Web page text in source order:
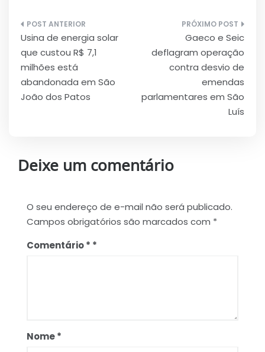
Navegação
de
Post
Usina de energia solar
que custou R$ 7,1
milhões está
abandonada em São
João dos Patos
Gaeco e Seic
deflagram operação
contra desvio de
emendas
parlamentares em São
Luís
Deixe um comentário
O seu endereço de e-mail não será publicado.
Campos obrigatórios são marcados com *
Comentário*
Nome*